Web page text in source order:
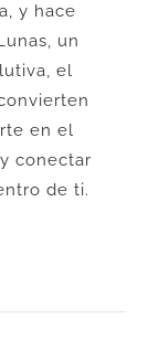
y hace
un
el
en el
conectar
de ti.